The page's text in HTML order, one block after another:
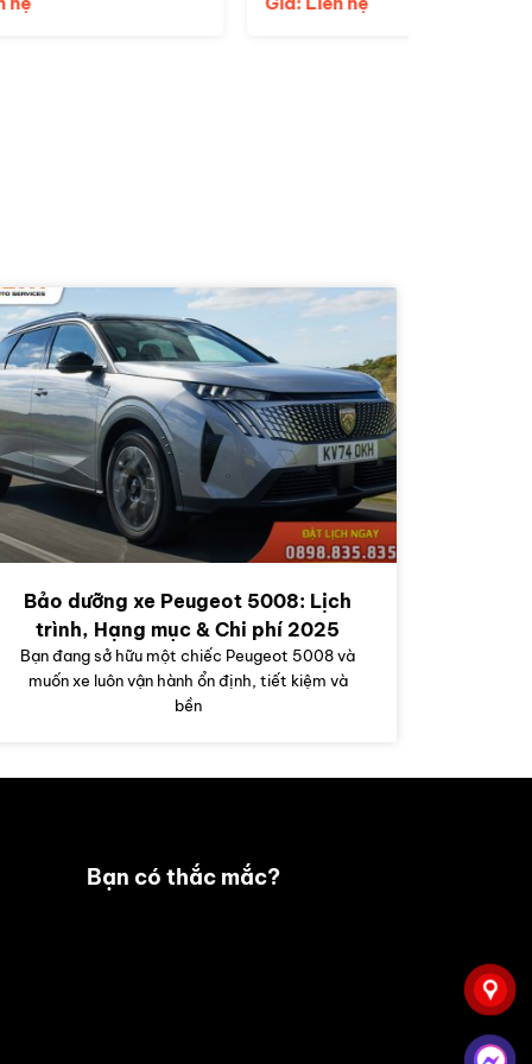
Bảo dưỡng xe Peugeot 5008: Lịch
trình, Hạng mục & Chi phí 2025
Bạn đang sở hữu một chiếc Peugeot 5008 và
muốn xe luôn vận hành ổn định, tiết kiệm và
bền
Bạn có thắc mắc?